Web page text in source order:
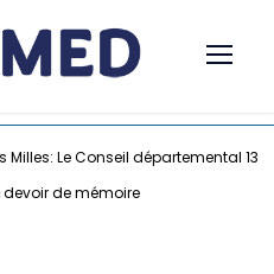
Le Conseil départemental 13
devoir de mémoire